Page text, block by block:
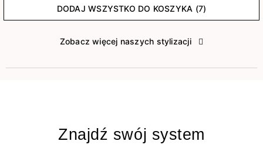
DODAJ WSZYSTKO DO KOSZYKA (7)
Zobacz więcej naszych stylizacji
Znajdź swój system